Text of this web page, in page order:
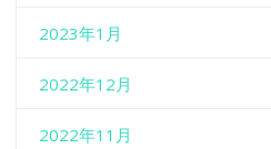
2023年1月
2022年12月
2022年11月